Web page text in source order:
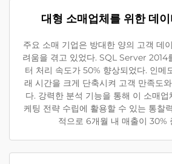
대형 소매업체를 위한 데
주요 소매 기업은 방대한 양의 고객 데
려움을 겪고 있었다. SQL Server 2014
터 처리 속도가 50% 향상되었다. 인메
래 시간을 크게 단축시켜 고객 만족도
다. 강력한 분석 기능을 통해 이 소매
케팅 전략 수립에 활용할 수 있는 통찰
적으로 6개월 내 매출이 30%